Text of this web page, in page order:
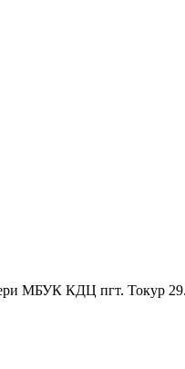
МБУК КДЦ пгт. Токур